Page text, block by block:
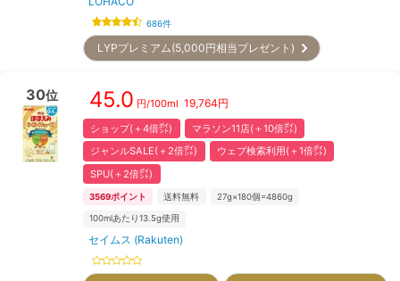
686件
LYPプレミアム(5,000円相当プレゼント)
30位 45.0 円/100ml 19,764円
ショップ(＋4倍㌽)
マラソン11店(＋10倍㌽)
ジャンルSALE(＋2倍㌽)
ウェブ検索利用(＋1倍㌽)
SPU(＋2倍㌽)
3569ポイント 送料無料 27g×180個=4860g
100mlあたり13.5g使用
セイムス (Rakuten)